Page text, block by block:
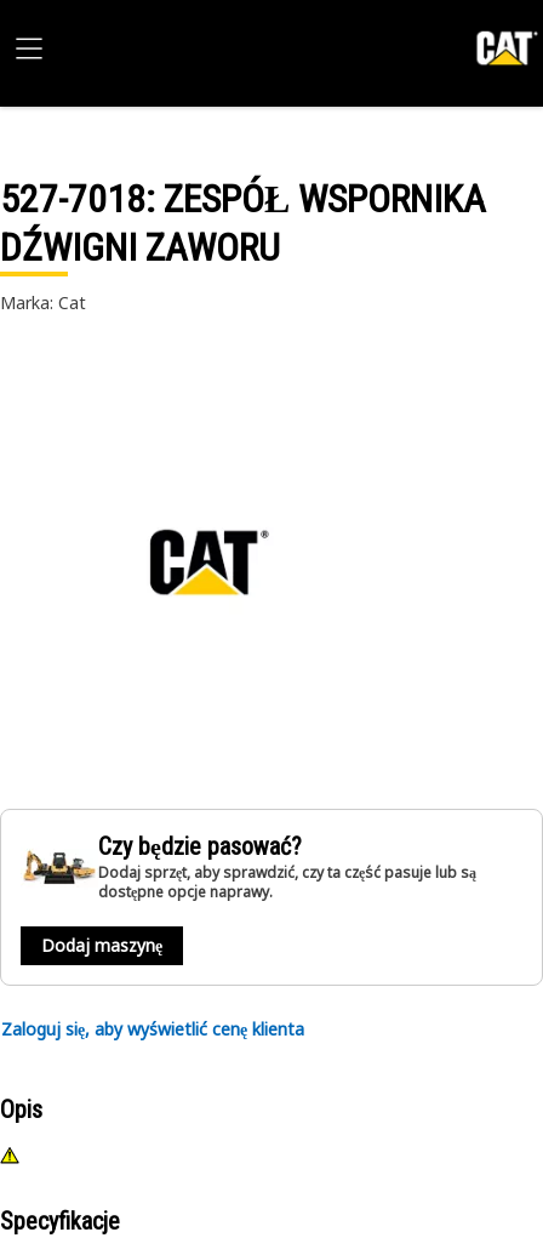
527-7018: ZESPÓŁ WSPORNIKA
DŹWIGNI ZAWORU
Marka: Cat
Czy będzie pasować?
Dodaj sprzęt, aby sprawdzić, czy ta część pasuje lub są
dostępne opcje naprawy.
Dodaj maszynę
Zaloguj się, aby wyświetlić cenę klienta
Opis
Specyfikacje